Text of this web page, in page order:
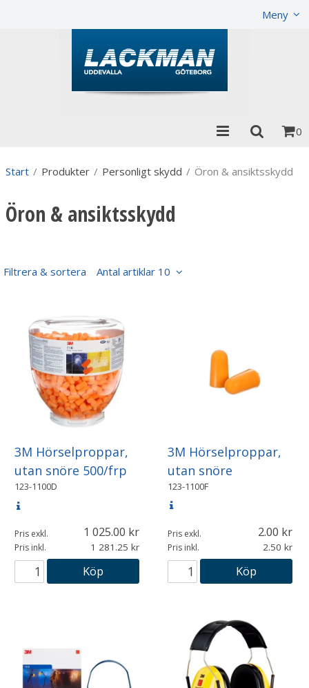
Meny
0
Start / Produkter / Personligt skydd / Öron & ansiktsskydd
Öron & ansiktsskydd
Filtrera & sortera Antal artiklar 10
3M Hörselproppar,
utan snöre 500/frp
123-1100D
Pris exkl. 1 025.00
Pris inkl. 1 281.25
Köp
3M Hörselproppar,
utan snöre
123-1100F
Pris exkl. 2.00
Pris inkl. 2.50
Köp